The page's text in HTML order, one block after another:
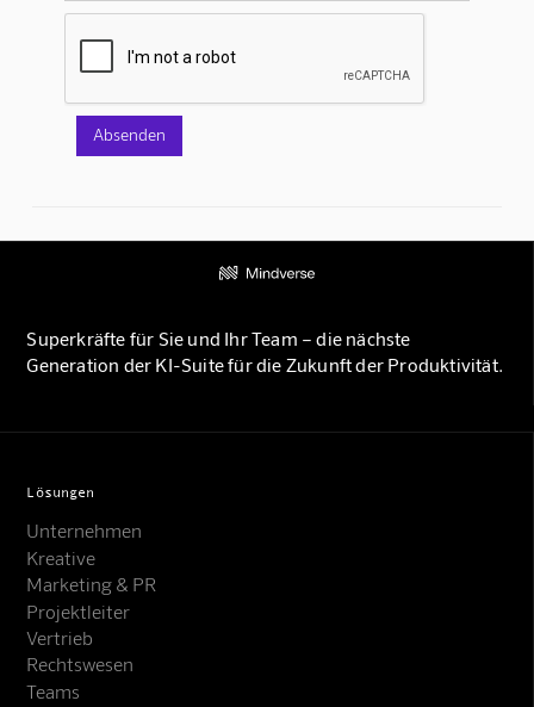
Superkräfte für Sie und Ihr Team – die nächste
Generation der KI-Suite für die Zukunft der Produktivität.
Lösungen
Unternehmen
Kreative
Marketing & PR
Projektleiter
Vertrieb
Rechtswesen
Teams